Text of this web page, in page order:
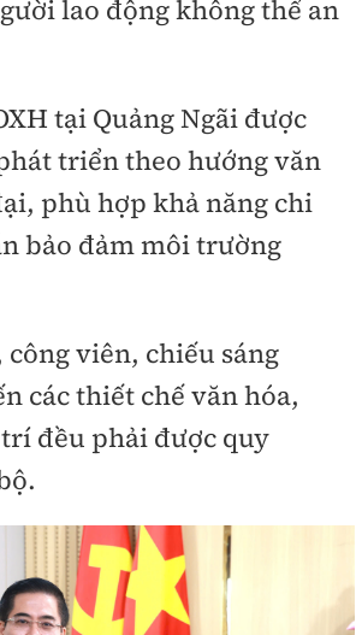
lao động không thể an
tại Quảng Ngãi được
triển theo hướng văn
phù hợp khả năng chi
bảo đảm môi trường
viên, chiếu sáng
các thiết chế văn hóa,
đều phải được quy